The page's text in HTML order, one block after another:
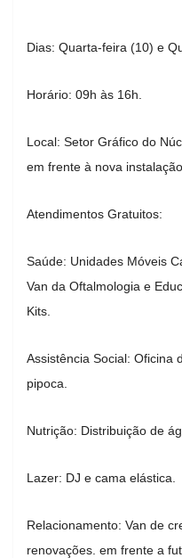
Dias: Quarta-feira (10) e
Horário: 09h às 16h.
Local: Setor Gráfico do
em frente à nova
Atendimentos Gratuitos:
Saúde: Unidades Móveis
Van da Oftalmologia e
Kits.
Assistência Social: Oficina
pipoca.
Nutrição: Distribuição de
Lazer: DJ e cama elástica.
Relacionamento: Van de
renovações. em frente a